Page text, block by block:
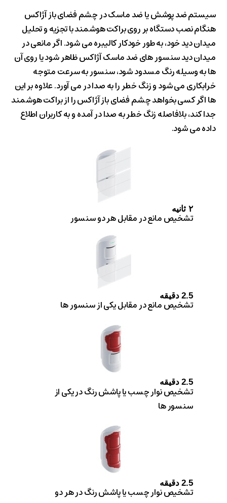
سیستم ضد پوشش یا ضد ماسک در چشم فضای باز آژاکس
هنگام نصب دستگاه بر روی براکت هوشمند با تجزیه و تحلیل
میدان دید خود، به طور خودکار کالیبره می شود. اگر مانعی در
میدان دید سنسور های ضد ماسک آژاکس ظاهر شود یا روی آن
ها به وسیله رنگ مسدود شود، سنسور به سرعت متوجه
خرابکاری می شود و زنگ خطر را به صدا در می آورد. علاوه بر این
ها اگر کسی بخواهد چشم فضای باز آژاکس را از براکت هوشمند
جدا کند، بلافاصله زنگ خطر به صدا در آمده و به کاربران اطلاع
داده می شود.
۲ ثانیه
تشخیص مانع در مقابل هر دو سنسور
2.5 دقیقه
تشخیص مانع در مقابل یکی از سنسور ها
2.5 دقیقه
تشخیص نوار چسب یا پاشش رنگ در یکی از
سنسور ها
2.5 دقیقه
تشخیص نوار چسب یا پاشش رنگ در هر دو